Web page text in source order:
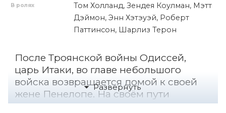
В ролях
Том Холланд, Зендея Коулман, Мэтт
Дэймон, Энн Хэтэуэй, Роберт
Паттинсон, Шарлиз Терон
После Троянской войны Одиссей,
царь Итаки, во главе небольшого
войска возвращается домой к своей
жене Пенелопе. На своём пути
Одиссей сталкивается со множеством